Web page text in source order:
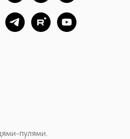
пулями.